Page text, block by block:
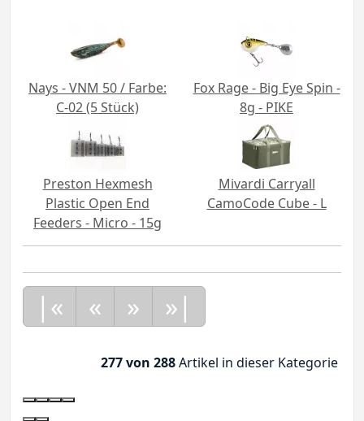
Nays - VNM 50 / Farbe:
C-02 (5 Stück)
Fox Rage - Big Eye Spin -
8g - PIKE
Preston Hexmesh
Plastic Open End
Feeders - Micro - 15g
Mivardi Carryall
CamoCode Cube - L
|« « » »|
277 von 288Artikel in dieser Kategorie